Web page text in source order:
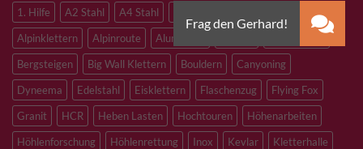
1. Hilfe A2 Stahl A4 Stahl
Alpinklettern
Alpinroute Aluminium
Bergsteigen
Big Wall Klettern Bouldern
Canyoning
Dyneema
Edelstahl Eisklettern Flaschenzug
Flying Fox
Granit
HCR Heben Lasten Hochtouren
Höhenarbeiten
Höhlenforschung
Höhlenrettung Inox Kevlar Kletterhalle